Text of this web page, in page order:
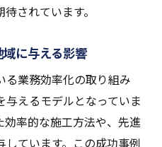
されています。
に与える影響
る業務効率化の取り組み
えるモデルとなっていま
率的な施工方法や、先進
ています。この成功事例